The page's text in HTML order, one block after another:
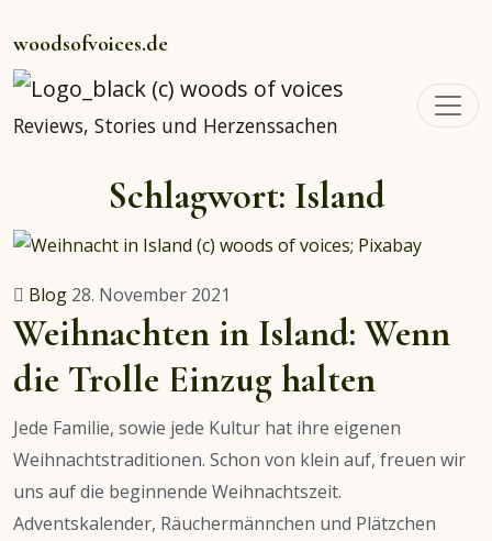
woodsofvoices.de
Reviews, Stories und Herzenssachen
Schlagwort: Island
Blog 28. November 2021
Weihnachten in Island: Wenn
die Trolle Einzug halten
Jede Familie, sowie jede Kultur hat ihre eigenen
Weihnachtstraditionen. Schon von klein auf, freuen wir
uns auf die beginnende Weihnachtszeit.
Adventskalender, Räuchermännchen und Plätzchen